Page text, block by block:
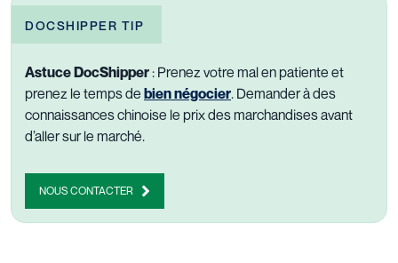
DOCSHIPPER TIP
Astuce DocShipper : Prenez votre mal en patiente et
prenez le temps de bien négocier. Demander à des
connaissances chinoise le prix des marchandises avant
d’aller sur le marché.
NOUS CONTACTER